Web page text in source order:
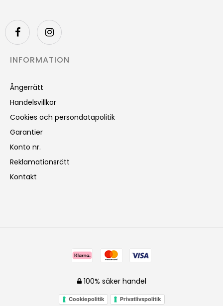
INFORMATION
Ångerrätt
Handelsvillkor
Cookies och persondatapolitik
Garantier
Konto nr.
Reklamationsrätt
Kontakt
100% säker handel
Cookiepolitik Privatlivspolitik